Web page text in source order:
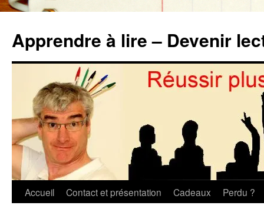
contenu
Apprendre à lire – Devenir
Accueil Contact et présentation Cadeaux Perdu ?